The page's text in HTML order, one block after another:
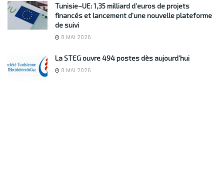
Tunisie–UE: 1,35 milliard d’euros de projets
financés et lancement d’une nouvelle plateforme
de suivi
8 MAI 2026
La STEG ouvre 494 postes dès aujourd’hui
8 MAI 2026